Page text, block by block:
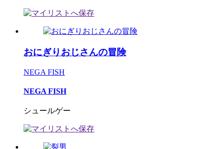
おにぎりおじさんの冒険
NEGA FISH
NEGA FISH
シュールゲー